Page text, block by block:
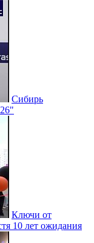
Сибирь
Ключи от
10 лет ожидания